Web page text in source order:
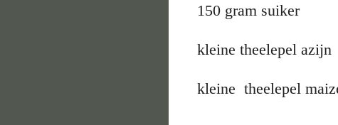
150 gram suiker
kleine theelepel azijn
kleine theelepel